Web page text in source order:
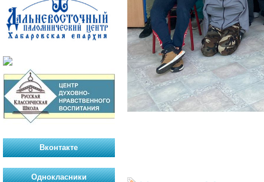
Вконтакте
Однокласники